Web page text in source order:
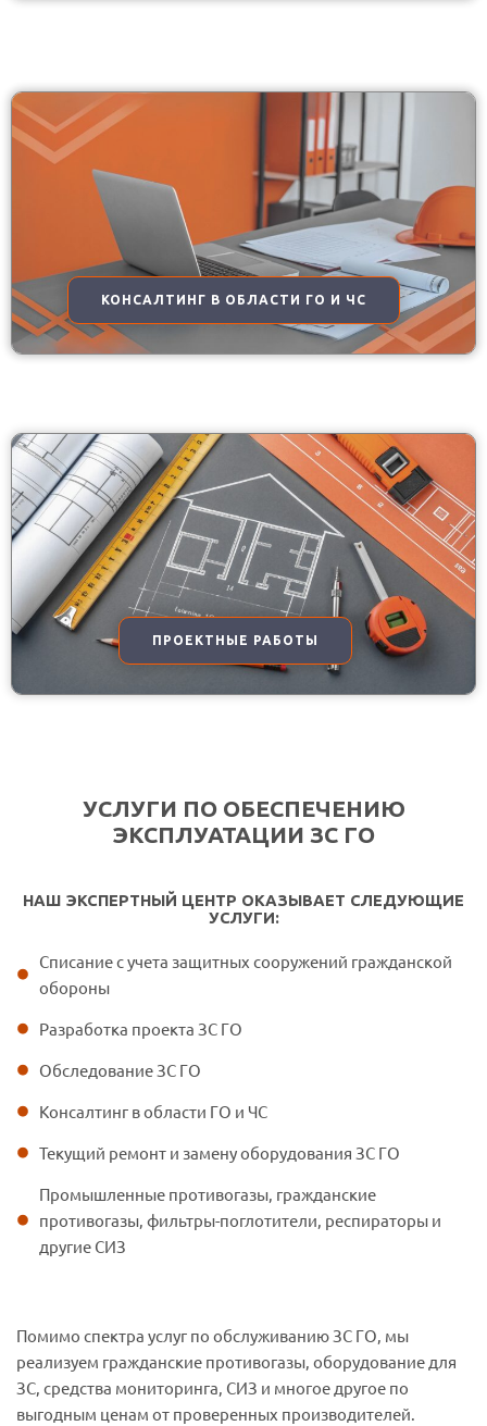
КОНСАЛТИНГ В ОБЛАСТИ ГО И ЧС
ПРОЕКТНЫЕ РАБОТЫ
УСЛУГИ ПО ОБЕСПЕЧЕНИЮ
ЭКСПЛУАТАЦИИ ЗС ГО
НАШ ЭКСПЕРТНЫЙ ЦЕНТР ОКАЗЫВАЕТ СЛЕДУЮЩИЕ
УСЛУГИ:
Списание с учета защитных сооружений гражданской
обороны
Разработка проекта ЗС ГО
Обследование ЗС ГО
Консалтинг в области ГО и ЧС
Текущий ремонт и замену оборудования ЗС ГО
Промышленные противогазы, гражданские
противогазы, фильтры-поглотители, респираторы и
другие СИЗ
Помимо спектра услуг по обслуживанию ЗС ГО, мы
реализуем гражданские противогазы, оборудование для
ЗС, средства мониторинга, СИЗ и многое другое по
выгодным ценам от проверенных производителей.